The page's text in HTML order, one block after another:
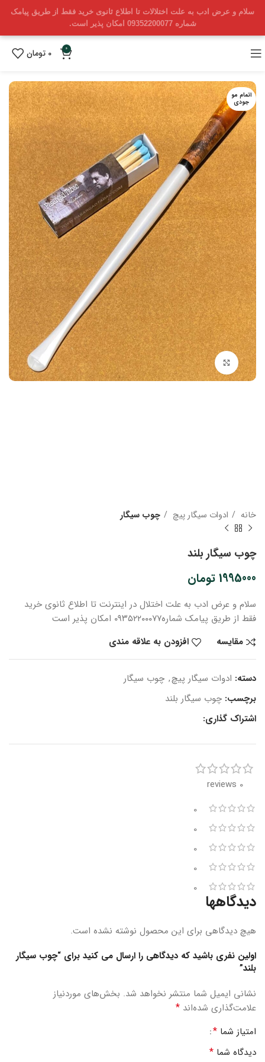
سلام و عرض ادب به علت اختلالات تا اطلاع ثانوی خرید فقط از طریق پیامک
شماره 09352200077 امکان پذیر است.
0
0 تومان
اتمام مو
جودی
بزرگنمایی تصویر
خانه ادوات سیگار پیچ چوب سیگار
چوب سیگار بلند
1995000 تومان
سلام و عرض ادب به علت اختلال در اینترنت تا اطلاع ثانوی خرید
فقط از طریق پیامک شماره۰۹۳۵۲۲۰۰۰۷۷ امکان پذیر است
مقایسه
افزودن به علاقه مندی
دسته: ادوات سیگار پیچ, چوب سیگار
برچسب: چوب سیگار بلند
اشتراک گذاری:
0 reviews
0
0
0
0
0
دیدگاهها
هیچ دیدگاهی برای این محصول نوشته نشده است.
اولین نفری باشید که دیدگاهی را ارسال می کنید برای “چوب سیگار
بلند”
نشانی ایمیل شما منتشر نخواهد شد. بخش‌های موردنیاز
علامت‌گذاری شده‌اند *
امتیاز شما *
دیدگاه شما *